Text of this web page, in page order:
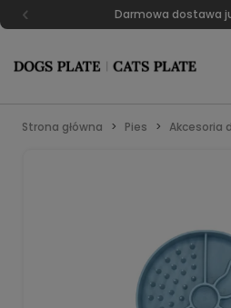
Darmowa dostawa
Strona główna Pies Akcesoria